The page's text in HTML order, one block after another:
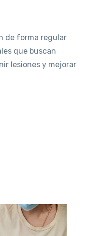
de forma regular
que buscan
lesiones y mejorar